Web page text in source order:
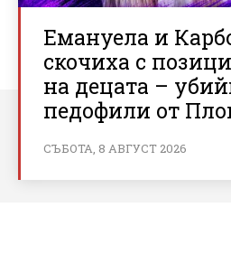
Емануела и
скочиха с
на децата –
педофили от
СЪБОТА, 8 АВГУСТ 2026